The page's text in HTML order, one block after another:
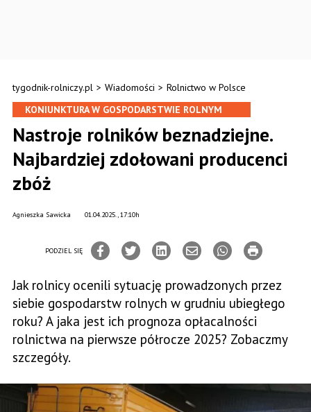
tygodnik-rolniczy.pl > Wiadomości > Rolnictwo w Polsce
KONIUNKTURA W GOSPODARSTWIE ROLNYM
Nastroje rolników beznadziejne.
Najbardziej zdołowani producenci
zbóż
01.04.2025., 17:10h
Agnieszka Sawicka
PODZIEL SIĘ
Jak rolnicy ocenili sytuację prowadzonych przez
siebie gospodarstw rolnych w grudniu ubiegłego
roku? A jaka jest ich prognoza opłacalności
rolnictwa na pierwsze półrocze 2025? Zobaczmy
szczegóły.